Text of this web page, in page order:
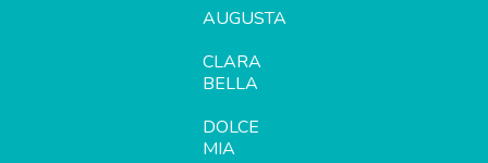
AUGUSTA
CLARA
BELLA
DOLCE
MIA